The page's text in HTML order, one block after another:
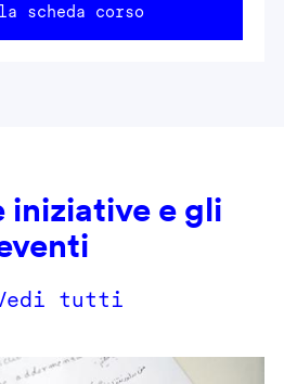
scheda corso
iniziative e gli
tutti